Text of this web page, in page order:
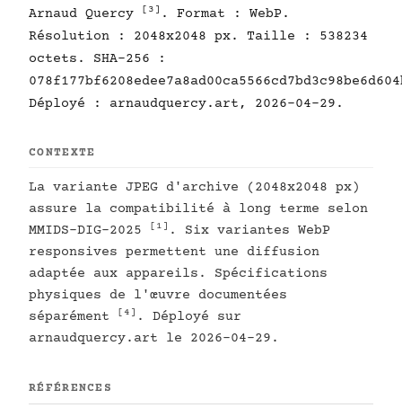
Arnaud Quercy
[3] . Format : WebP.
Résolution : 2048x2048 px. Taille : 538234
octets. SHA-256 :
Déployé : arnaudquercy.art, 2026-04-29.
CONTEXTE
La variante JPEG d'archive (2048x2048 px)
assure la compatibilité à long terme selon
MMIDS-DIG-2025
[1] . Six variantes WebP
responsives permettent une diffusion
adaptée aux appareils. Spécifications
physiques de l'œuvre documentées
séparément
[4] . Déployé sur
arnaudquercy.art le 2026-04-29.
RÉFÉRENCES